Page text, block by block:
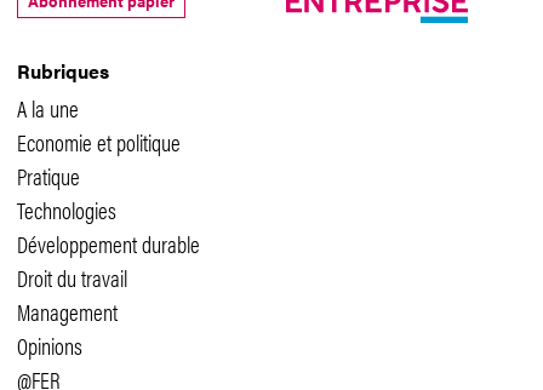
Rubriques
A la une
Economie et politique
Pratique
Technologies
Développement durable
Droit du travail
Management
Opinions
@FER